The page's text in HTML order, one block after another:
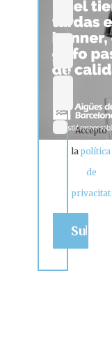
Accepto
lapolítica
de
privacitat